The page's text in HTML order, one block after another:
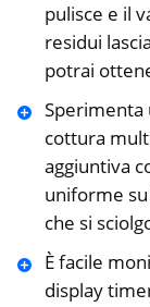
pulisce e il
residui
potrai
Sperimenta
cottura
aggiuntiva
uniforme
che si
È facile
display